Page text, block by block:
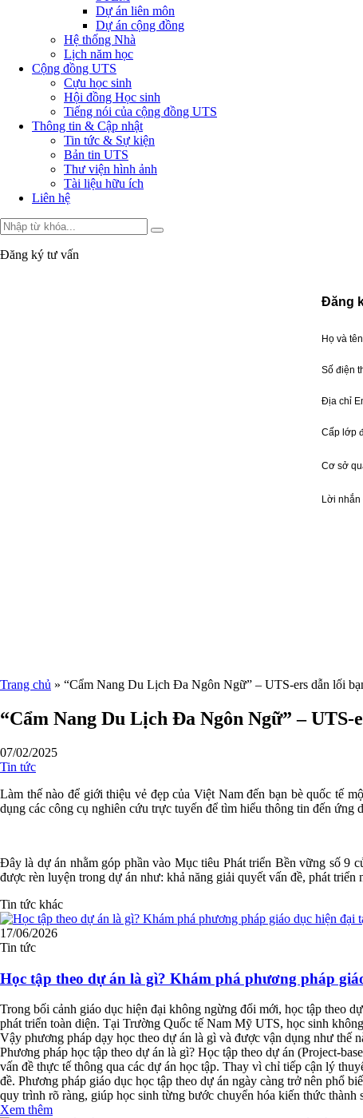
Dự án liên môn
Dự án cộng đồng
Hệ thống Nhà
Lịch năm học
Cộng đồng UTS
Cựu học sinh
Hội đồng Học sinh
Tiếng nói của cộng đồng UTS
Thông tin & Cập nhật
Tin tức & Sự kiện
Bản tin UTS
Thư viện hình ảnh
Tài liệu hữu ích
Liên hệ
Đăng ký tư vấn
Đăng
Họ và tên
Số điện
Địa chỉ
Cấp lớp
Cơ sở
Lời nhắn
Trang chủ » “Cẩm Nang Du Lịch Đa Ngôn Ngữ” – UTS-ers dẫn lối
“Cẩm Nang Du Lịch Đa Ngôn Ngữ” –
07/02/2025
Tin tức
Làm thế nào để giới thiệu vẻ đẹp của Việt Nam đến bạn bè quốc tế
dụng các công cụ nghiên cứu trực tuyến để tìm hiểu thông tin đến ứng
Đây là dự án nhằm góp phần vào Mục tiêu Phát triển Bền vững số 9
được rèn luyện trong dự án như: khả năng giải quyết vấn đề, phát triển
Tin tức khác
17/06/2026
Tin tức
Học tập theo dự án là gì? Khám phá phương pháp
Trong bối cảnh giáo dục hiện đại không ngừng đổi mới, học tập theo
phát triển toàn diện. Tại Trường Quốc tế Nam Mỹ UTS, học sinh
Vậy phương pháp dạy học theo dự án là gì và được vận dụng như thế
Phương pháp học tập theo dự án là gì? Học tập theo dự án (Project-
vấn đề thực tế thông qua các dự án học tập. Thay vì chỉ tiếp cận lý
đề. Phương pháp giáo dục học tập theo dự án ngày càng trở nên phổ
quy trình rõ ràng, giúp học sinh từng bước chuyển hóa kiến thức
Xem thêm